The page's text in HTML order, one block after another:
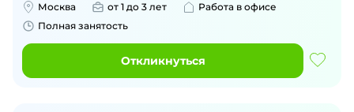
Москва от 1 до 3 лет
Работа в офисе
Полная занятость
Откликнуться